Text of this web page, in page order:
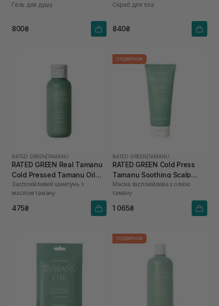
Гель для душу
800₴
Скраб для тіла
840₴
RATED GREEN TAMANU
RATED GREEN Real Tamanu
Cold Pressed Tamanu Oil
Soothing Scalp Shampoo
100 мл
Заспокійливий шампунь з
маслом таману
475₴
ПОДАРУНОК
RATED GREEN TAMANU
RATED GREEN Cold Press
Tamanu Soothing Scalp
Pack 200 мл
Маска заспокійлива з олією
таману
1 065₴
ПОДАРУНОК